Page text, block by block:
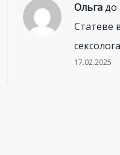
Ольгадо
Статеве
сексолога
17.02.2025